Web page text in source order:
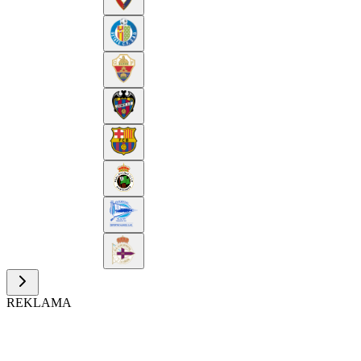
REKLAMA